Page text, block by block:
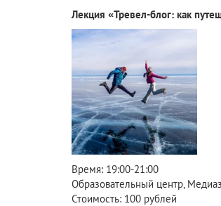
Лекция «Тревел-блог: как
Время: 19:00-21:00
Образовательный центр,
Стоимость: 100 рублей